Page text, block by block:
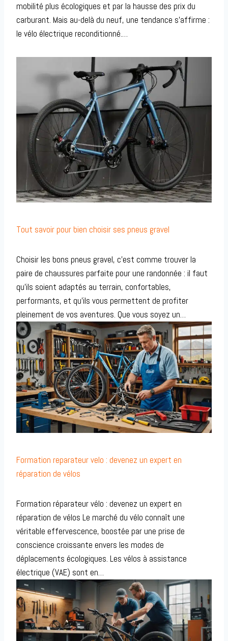
mobilité plus écologiques et par la hausse des prix du
carburant. Mais au-delà du neuf, une tendance s’affirme :
le vélo électrique reconditionné.…
Tout savoir pour bien choisir ses pneus gravel
Choisir les bons pneus gravel, c’est comme trouver la
paire de chaussures parfaite pour une randonnée : il faut
qu’ils soient adaptés au terrain, confortables,
performants, et qu’ils vous permettent de profiter
pleinement de vos aventures. Que vous soyez un…
Formation reparateur velo : devenez un expert en
réparation de vélos
Formation réparateur vélo : devenez un expert en
réparation de vélos Le marché du vélo connaît une
véritable effervescence, boostée par une prise de
conscience croissante envers les modes de
déplacements écologiques. Les vélos à assistance
électrique (VAE) sont en…